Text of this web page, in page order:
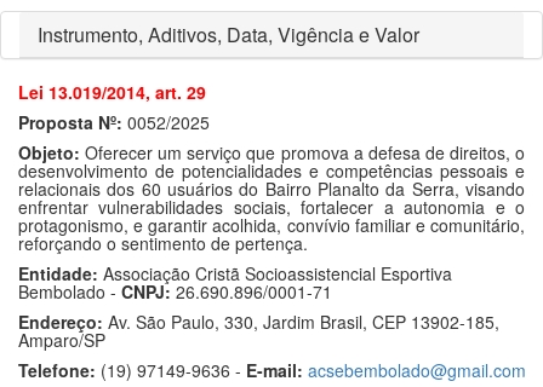
Instrumento, Aditivos, Data, Vigência e Valor
Lei 13.019/2014, art. 29
Proposta Nº: 0052/2025
Objeto: Oferecer um serviço que promova a defesa de direitos, o
desenvolvimento de potencialidades e competências pessoais e
relacionais dos 60 usuários do Bairro Planalto da Serra, visando
enfrentar vulnerabilidades sociais, fortalecer a autonomia e o
protagonismo, e garantir acolhida, convívio familiar e comunitário,
reforçando o sentimento de pertença.
Entidade: Associação Cristã Socioassistencial Esportiva
Bembolado - CNPJ: 26.690.896/0001-71
Endereço: Av. São Paulo, 330, Jardim Brasil, CEP 13902-185,
Amparo/SP
Telefone: (19) 97149-9636 - E-mail: acsebembolado@gmail.com